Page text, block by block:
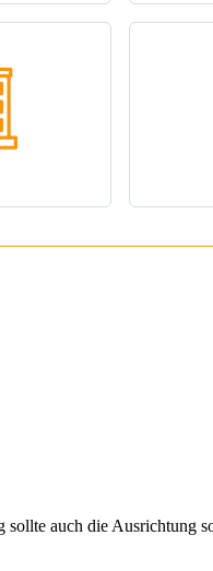
auch die Ausrichtung